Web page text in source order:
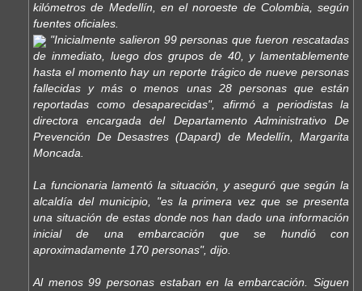
kilómetros de Medellín, en el noroeste de Colombia, según
fuentes oficiales.
"Inicialmente salieron 99 personas que fueron rescatadas
de inmediato, luego dos grupos de 40, y lamentablemente
hasta el momento hay un reporte trágico de nueve personas
fallecidas y más o menos unas 28 personas que están
reportadas como desaparecidas", afirmó a periodistas la
directora encargada del Departamento Administrativo De
Prevención De Desastres (Dapard) de Medellín, Margarita
Moncada.
La funcionaria lamentó la situación, y aseguró que según la
alcaldía del municipio, "es la primera vez que se presenta
una situación de estas donde nos han dado una información
inicial de una embarcación que se hundió con
aproximadamente 170 personas", dijo.
Al menos 99 personas estaban en la embarcación. Siguen